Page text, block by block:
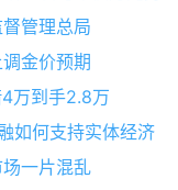
管理总局
金价预期
万到手2.8万
如何支持实体经济
一片混乱